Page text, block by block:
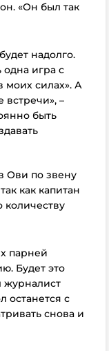
«Он был так
надолго.
одна игра с
моих силах». А
–
быть
Ови по звену
как капитан
количеству
парней
Будет это
журналист
останется с
снова и